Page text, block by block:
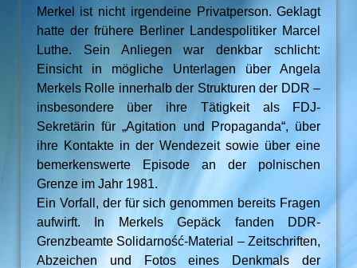
Merkel ist nicht irgendeine Privatperson. Geklagt
hatte der frühere Berliner Landespolitiker Marcel
Luthe. Sein Anliegen war denkbar schlicht:
Einsicht in mögliche Unterlagen über Angela
Merkels Rolle innerhalb der Strukturen der DDR –
insbesondere über ihre Tätigkeit als FDJ-
Sekretärin für „Agitation und Propaganda“, über
ihre Kontakte in der Wendezeit sowie über eine
bemerkenswerte Episode an der polnischen
Grenze im Jahr 1981.
Ein Vorfall, der für sich genommen bereits Fragen
aufwirft. In Merkels Gepäck fanden DDR-
Grenzbeamte Solidarność-Material – Zeitschriften,
Abzeichen und Fotos eines Denkmals der